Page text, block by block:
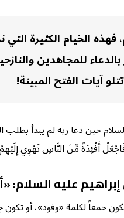
الخيام الكثيرة
للمجاهدين
آيات الفتح المبينة!
حين دعا ربه لم يبدأ
وَارْزُقْهُم مِّنَ الثَّمَرَاتِ لَعَلَّهُمْ يَشْكُرُونَ)
عليه السلام:
جمعاً لكلمة «وفود»، أو